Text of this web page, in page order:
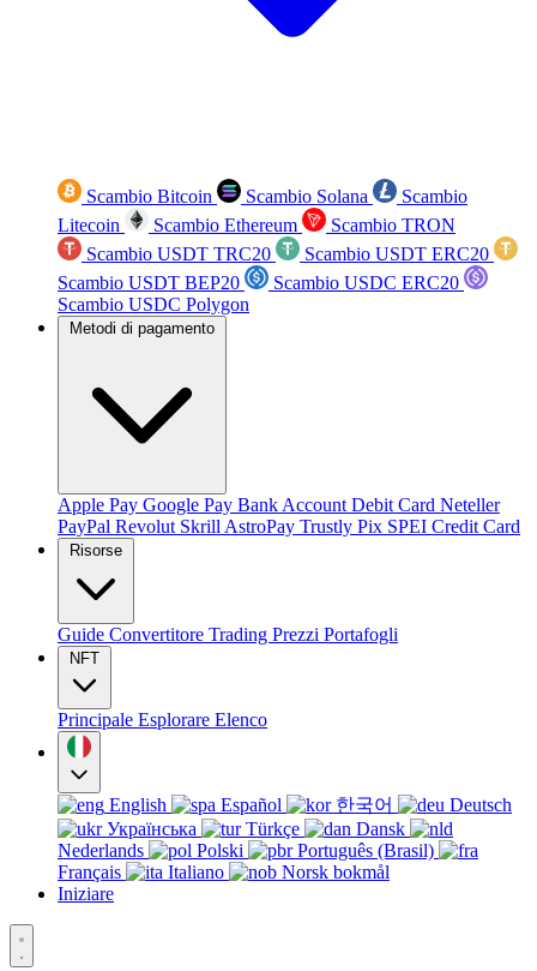
Scambio Bitcoin Scambio Solana
Scambio
Litecoin
Scambio Ethereum
Scambio TRON
Scambio USDT TRC20
Scambio USDT ERC20
Scambio USDT BEP20
Scambio USDC ERC20
Scambio USDC Polygon
Metodi di pagamento
Apple Pay Google Pay Bank Account Debit Card Neteller
PayPal Revolut Skrill AstroPay Trustly Pix SPEI Credit Card
Risorse
Guide Convertitore Trading Prezzi Portafogli
NFT
Principale Esplorare Elenco
English Español 한국어
Deutsch
Українська
Türkçe
Dansk
Nederlands
Polski
Português (Brasil)
Français
Italiano
Norsk bokmål
Iniziare